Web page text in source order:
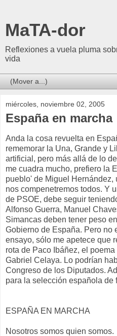
MaTA-dor
Reflexiones a vuela pluma
vida
miércoles, noviembre 02, 2005
España en marcha
Anda la cosa revuelta en
rememorar la Una, Grande y
artificial, pero más allá de lo
me cuadra mucho, prefiero la
pueblo' de Miguel
nos compenetremos todos. Y
de PSOE, debe seguir
Alfonso Guerra, Manuel
Simancas deben tener peso
Gobierno de España. Pero no
ensayo, sólo me apetece que
rota de Paco Ibáñez, el
Gabriel Celaya. Lo podrían
Congreso de los Diputados.
para la selección española de
ESPAÑA EN MARCHA
Nosotros somos quien somos.